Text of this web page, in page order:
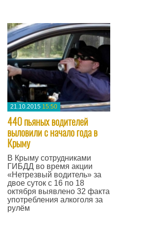
21.10.2015 15:50
440 пьяных водителей
выловили с начало года в
Крыму
В Крыму сотрудниками
ГИБДД во время акции
«Нетрезвый водитель» за
двое суток с 16 по 18
октября выявлено 32 факта
употребления алкоголя за
рулём